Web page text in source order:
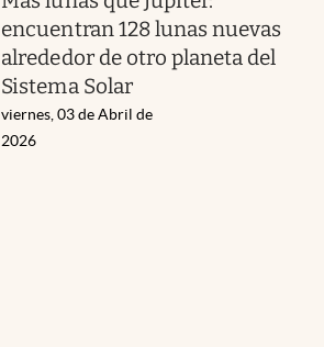
encuentran 128 lunas nuevas
alrededor de otro planeta del
Sistema Solar
viernes, 03 de Abril de
2026